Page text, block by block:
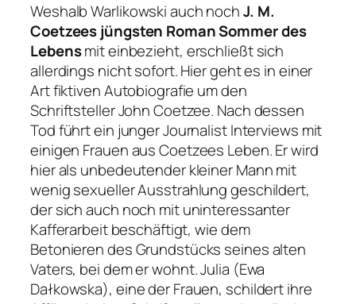
Weshalb Warlikowski auch nochJ. M.
Coetzees jüngsten Roman Sommer des
Lebensmit einbezieht, erschließt sich
allerdings nicht sofort. Hier geht es in einer
Art fiktiven Autobiografie um den
Schriftsteller John Coetzee. Nach dessen
Tod führt ein junger Journalist Interviews mit
einigen Frauen aus Coetzees Leben. Er wird
hier als unbedeutender kleiner Mann mit
wenig sexueller Ausstrahlung geschildert,
der sich auch noch mit uninteressanter
Kafferarbeit beschäftigt, wie dem
Betonieren des Grundstücks seines alten
Vaters, bei dem er wohnt. Julia (Ewa
Dałkowska), eine der Frauen, schildert ihre